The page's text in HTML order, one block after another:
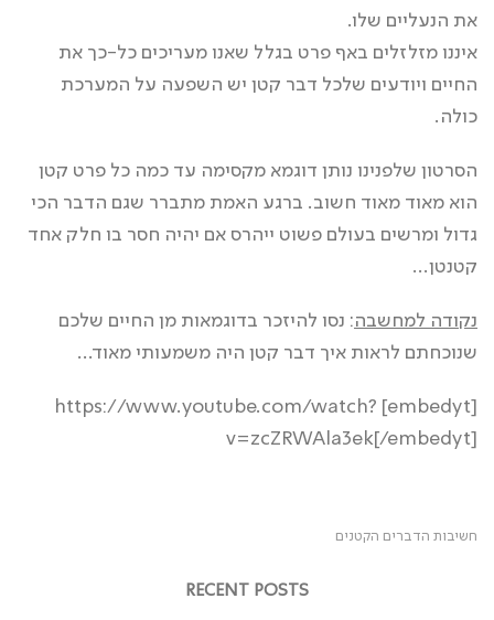
את הנעליים שלו.
איננו מזלזלים באף פרט בגלל שאנו מעריכים כל-כך את
החיים ויודעים שלכל דבר קטן יש השפעה על המערכת
כולה.
הסרטון שלפנינו נותן דוגמא מקסימה עד כמה כל פרט קטן
הוא מאוד מאוד חשוב. ברגע האמת מתברר שגם הדבר הכי
גדול ומרשים בעולם פשוט ייהרס אם יהיה חסר בו חלק אחד
קטנטן…
נקודה למחשבה: נסו להיזכר בדוגמאות מן החיים שלכם
שנוכחתם לראות איך דבר קטן היה משמעותי מאוד…
[embedyt] https://www.youtube.com/watch?
v=zcZRWAla3ek[/embedyt]
חשיבות הדברים הקטנים
RECENT POSTS